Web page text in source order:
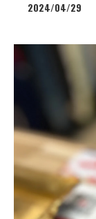
2024/04/29